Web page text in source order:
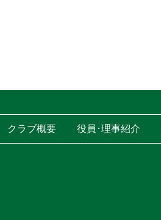
クラブ概要 役員･理事紹介